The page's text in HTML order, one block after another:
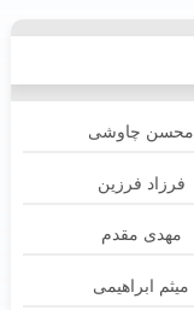
محسن چاوشی
فرزاد فرزین
مهدی مقدم
میثم ابراهیمی